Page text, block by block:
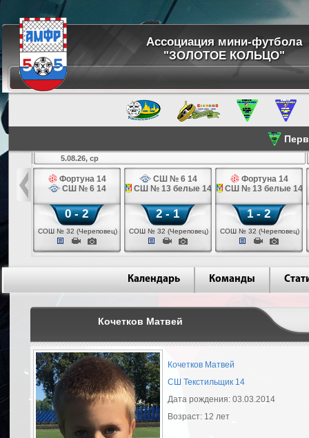
Ассоциация мини-футбола
"ЗОЛОТОЕ КОЛЬЦО"
14
5.08.26, ср
Фортуна 14
СШ № 6 14
0 - 2
СОШ № 32 (Череповец)
СШ № 6 14
СШ № 13 белые 14
2 - 1
СОШ № 32 (Череповец)
Фортуна 14
СШ № 13 белые 14
1 - 2
СОШ № 32 (Череповец)
Календарь Команды
Кочетков Матвей
Кочетков Матвей
СШ Текстильщик 14
Дата рождения: 03.03.2014
Возраст: 12 лет